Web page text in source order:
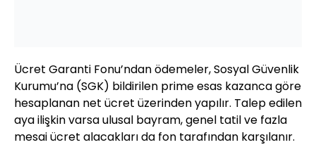
Ücret Garanti Fonu’ndan ödemeler, Sosyal Güvenlik
Kurumu’na (SGK) bildirilen prime esas kazanca göre
hesaplanan net ücret üzerinden yapılır. Talep edilen
aya ilişkin varsa ulusal bayram, genel tatil ve fazla
mesai ücret alacakları da fon tarafından karşılanır.